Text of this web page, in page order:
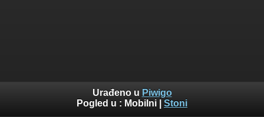
Urađeno u Piwigo
Pogled u : Mobilni Stoni